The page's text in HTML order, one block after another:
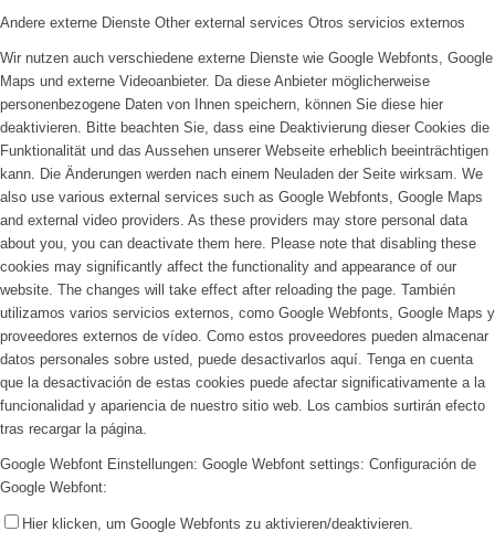
Andere externe Dienste Other external services Otros servicios externos
Wir nutzen auch verschiedene externe Dienste wie Google Webfonts, Google
Maps und externe Videoanbieter. Da diese Anbieter möglicherweise
personenbezogene Daten von Ihnen speichern, können Sie diese hier
deaktivieren. Bitte beachten Sie, dass eine Deaktivierung dieser Cookies die
Funktionalität und das Aussehen unserer Webseite erheblich beeinträchtigen
kann. Die Änderungen werden nach einem Neuladen der Seite wirksam. We
also use various external services such as Google Webfonts, Google Maps
and external video providers. As these providers may store personal data
about you, you can deactivate them here. Please note that disabling these
cookies may significantly affect the functionality and appearance of our
website. The changes will take effect after reloading the page. También
utilizamos varios servicios externos, como Google Webfonts, Google Maps y
proveedores externos de vídeo. Como estos proveedores pueden almacenar
datos personales sobre usted, puede desactivarlos aquí. Tenga en cuenta
que la desactivación de estas cookies puede afectar significativamente a la
funcionalidad y apariencia de nuestro sitio web. Los cambios surtirán efecto
tras recargar la página.
Google Webfont Einstellungen: Google Webfont settings: Configuración de
Google Webfont:
Hier klicken, um Google Webfonts zu aktivieren/deaktivieren.